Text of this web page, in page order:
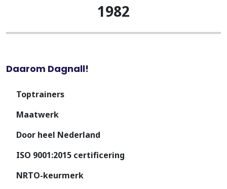
1982
Daarom Dagnall!
Toptrainers
Maatwerk
Door heel Nederland
ISO 9001:2015 certificering
NRTO-keurmerk